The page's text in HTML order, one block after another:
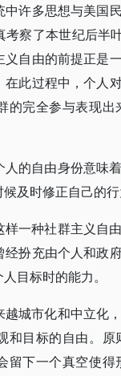
许多思想与美国
察了本世纪后半
义自由的前提正是
此过程中，个人
的完全参与表现
的自由身份意味
及时修正自己的行
一种社群主义自
扮充由个人和政
目标时的能力。
城市化和中立化
和目标的自由。
留下一个真空使